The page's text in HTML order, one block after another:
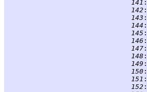
141 :
142 :
143 :
144 :
145 :
146 :
147 :
148 :
149 :
150 :
151 :
152 :